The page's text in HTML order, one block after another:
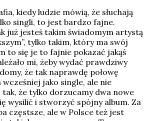
kiedy ludzie mówią, że słuchają
singli, to jest bardzo fajne.
już jesteś takim świadomym artystą
tylko takim, który ma swój
to się je to fajnie pokazać jakąś
mi, żeby wydać prawdziwy
że tak naprawdę połowę
wcześniej jako single, ale nie
tak, że tylko dorzucamy dwa nowe
wysilić i stworzyć spójny album. Za
częstsze, ale w Polsce też jest